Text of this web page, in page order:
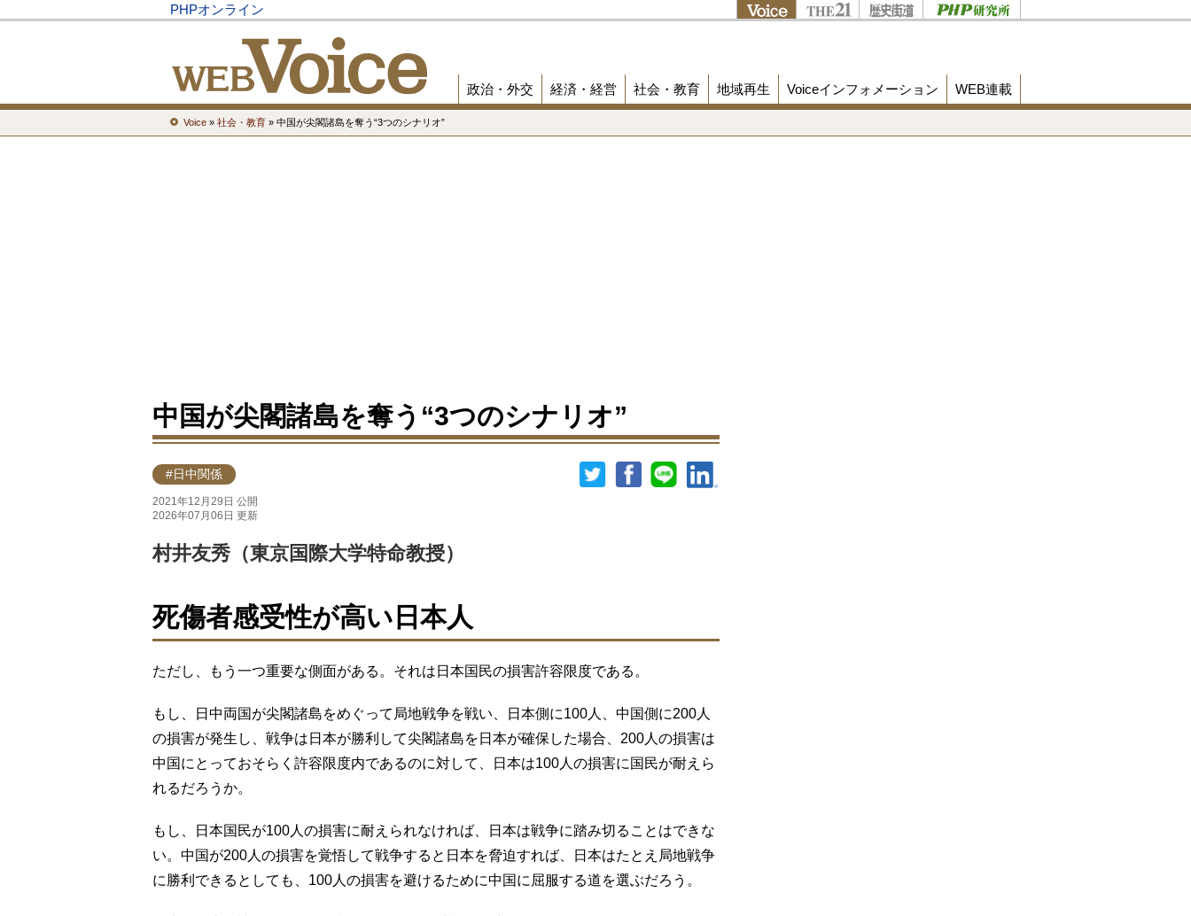
PHPオンライン
政治・外交 経済・経営 社会・教育 地域再生 Voiceインフォメーション WEB連載
Voice » 社会・教育 » 中国が尖閣諸島を奪う“3つのシナリオ”
中国が尖閣諸島を奪う“3つのシナリオ”
#日中関係
2021年12月29日 公開
2026年07月06日 更新
村井友秀（東京国際大学特命教授）
死傷者感受性が高い日本人
ただし、もう一つ重要な側面がある。それは日本国民の損害許容限度である。
もし、日中両国が尖閣諸島をめぐって局地戦争を戦い、日本側に100人、中国側に200人
の損害が発生し、戦争は日本が勝利して尖閣諸島を日本が確保した場合、200人の損害は
中国にとっておそらく許容限度内であるのに対して、日本は100人の損害に国民が耐えら
れるだろうか。
もし、日本国民が100人の損害に耐えられなければ、日本は戦争に踏み切ることはできな
い。中国が200人の損害を覚悟して戦争すると日本を脅迫すれば、日本はたとえ局地戦争
に勝利できるとしても、100人の損害を避けるために中国に屈服する道を選ぶだろう。